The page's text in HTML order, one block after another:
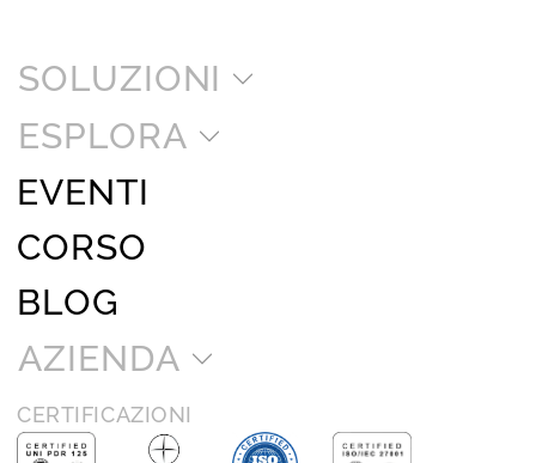
SOLUZIONI
ESPLORA
EVENTI
CORSO
BLOG
AZIENDA
CERTIFICAZIONI